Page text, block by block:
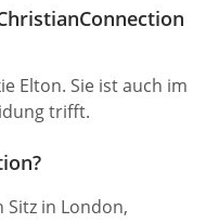
Elton. Sie ist auch im
trifft.
in London,